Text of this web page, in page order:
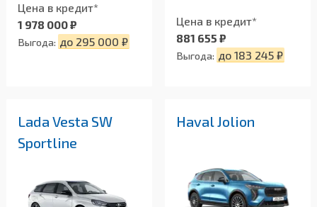
Цена в кредит*
1 978 000 ₽
Выгода: до 295 000 ₽
Цена в кредит*
881 655 ₽
Выгода: до 183 245 ₽
Lada Vesta SW
Sportline
Haval Jolion